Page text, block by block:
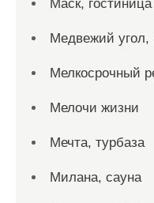
Маск, гостиница
Медвежий угол,
Мелкосрочный
Мелочи жизни
Мечта, турбаза
Милана, сауна